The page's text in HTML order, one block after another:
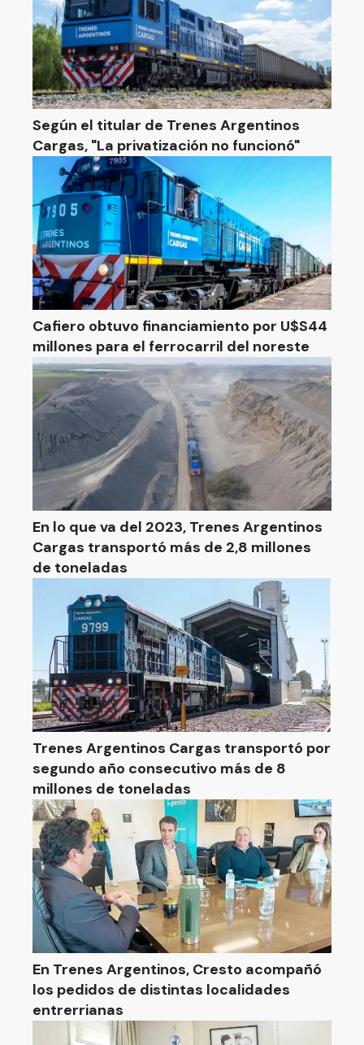
Según el titular de Trenes Argentinos
Cargas, "La privatización no funcionó"
Cafiero obtuvo financiamiento por U$S44
millones para el ferrocarril del noreste
En lo que va del 2023, Trenes Argentinos
Cargas transportó más de 2,8 millones
de toneladas
Trenes Argentinos Cargas transportó por
segundo año consecutivo más de 8
millones de toneladas
En Trenes Argentinos, Cresto acompañó
los pedidos de distintas localidades
entrerrianas